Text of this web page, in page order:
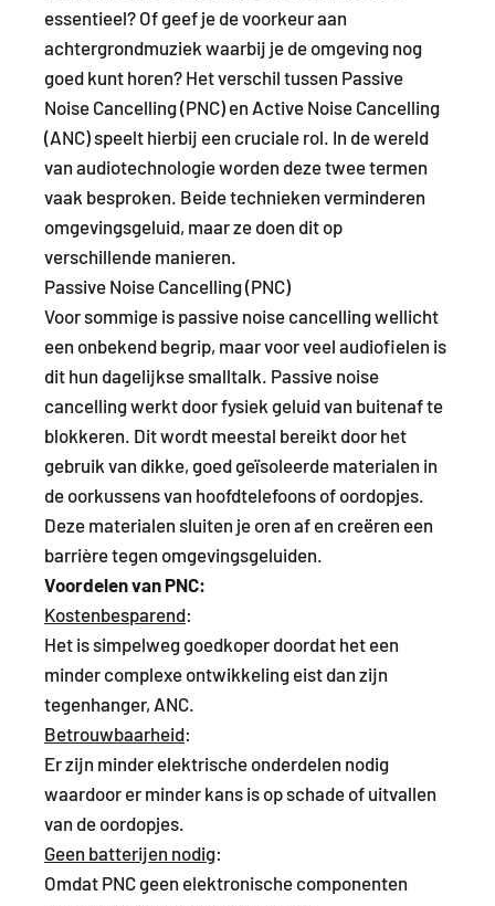
essentieel? Of geef je de voorkeur aan
achtergrondmuziek waarbij je de omgeving nog
goed kunt horen? Het verschil tussen Passive
Noise Cancelling (PNC) en Active Noise Cancelling
(ANC) speelt hierbij een cruciale rol. In de wereld
van audiotechnologie worden deze twee termen
vaak besproken. Beide technieken verminderen
omgevingsgeluid, maar ze doen dit op
verschillende manieren.
Passive Noise Cancelling (PNC)
Voor sommige is passive noise cancelling wellicht
een onbekend begrip, maar voor veel audiofielen is
dit hun dagelijkse smalltalk. Passive noise
cancelling werkt door fysiek geluid van buitenaf te
blokkeren. Dit wordt meestal bereikt door het
gebruik van dikke, goed geïsoleerde materialen in
de oorkussens van hoofdtelefoons of oordopjes.
Deze materialen sluiten je oren af en creëren een
barrière tegen omgevingsgeluiden.
Voordelen van PNC:
Kostenbesparend:
Het is simpelweg goedkoper doordat het een
minder complexe ontwikkeling eist dan zijn
tegenhanger, ANC.
Betrouwbaarheid:
Er zijn minder elektrische onderdelen nodig
waardoor er minder kans is op schade of uitvallen
van de oordopjes.
Geen batterijen nodig:
Omdat PNC geen elektronische componenten